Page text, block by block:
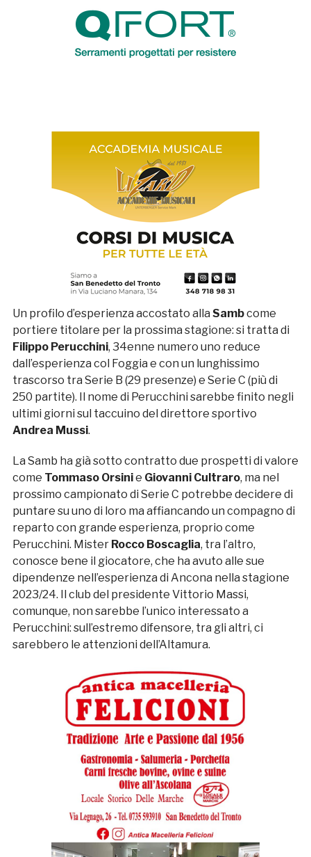
Un profilo d’esperienza accostato alla Sambcome
portiere titolare per la prossima stagione: si tratta di
Filippo Perucchini, 34enne numero uno reduce
dall’esperienza col Foggia e con un lunghissimo
trascorso tra Serie B (29 presenze) e Serie C (più di
250 partite). Il nome di Perucchini sarebbe finito negli
ultimi giorni sul taccuino del direttore sportivo
Andrea Mussi.
La Samb ha già sotto contratto due prospetti di valore
come Tommaso Orsinie Giovanni Cultraro, ma nel
prossimo campionato di Serie C potrebbe decidere di
puntare su uno di loro ma affiancando un compagno di
reparto con grande esperienza, proprio come
Perucchini. Mister Rocco Boscaglia, tra l’altro,
conosce bene il giocatore, che ha avuto alle sue
dipendenze nell’esperienza di Ancona nella stagione
2023/24. Il club del presidente Vittorio Massi,
comunque, non sarebbe l’unico interessato a
Perucchini: sull’estremo difensore, tra gli altri, ci
sarebbero le attenzioni dell’Altamura.